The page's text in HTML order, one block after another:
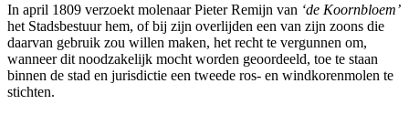
In april 1809 verzoekt molenaar Pieter Remijn van ‘de Koornbloem’
het Stadsbestuur hem, of bij zijn overlijden een van zijn zoons die
daarvan gebruik zou willen maken, het recht te vergunnen om,
wanneer dit noodzakelijk mocht worden geoordeeld, toe te staan
binnen de stad en jurisdictie een tweede ros- en windkorenmolen te
stichten.